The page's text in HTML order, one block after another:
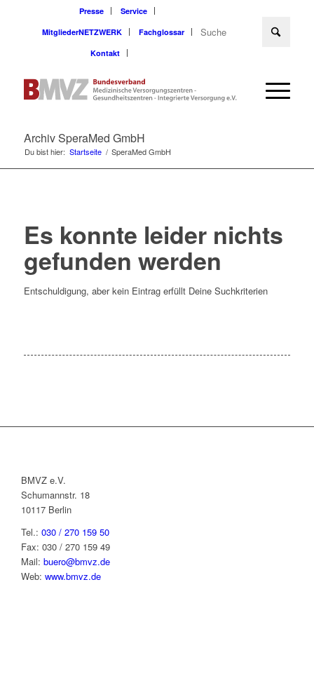
Presse
Service
MitgliederNETZWERK
Fachglossar
Kontakt
Archiv SperaMed GmbH
Du bist hier: Startseite / SperaMed GmbH
Es konnte leider nichts
gefunden werden
Entschuldigung, aber kein Eintrag erfüllt Deine Suchkriterien
BMVZ e.V.
Schumannstr. 18
10117 Berlin
Tel.: 030 / 270 159 50
Fax: 030 / 270 159 49
Mail: buero@bmvz.de
Web: www.bmvz.de